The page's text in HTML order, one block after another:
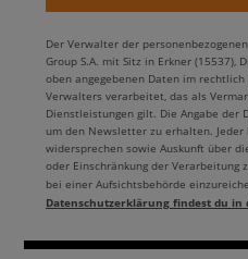
Der Verwalter der
Group S.A. mit Sitz in Erkner (15537),
oben angegebenen Daten im
Verwalters verarbeitet, das als
Dienstleistungen gilt. Die Angabe der
um den Newsletter zu erhalten.
widersprechen sowie Auskunft über
oder Einschränkung der Verarbeitung
bei einer Aufsichtsbehörde
Datenschutzerklärung findest du in